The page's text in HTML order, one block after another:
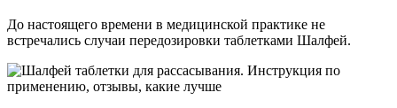
До настоящего времени в медицинской практике не
встречались случаи передозировки таблетками Шалфей.